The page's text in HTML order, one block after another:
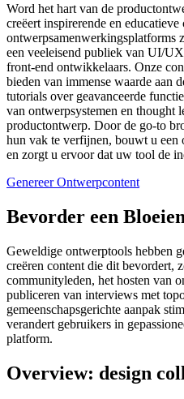
Word het hart van de
creëert inspirerende en
ontwerpsamenwerkingsplatforms
een veeleisend publiek van UI/
front-end ontwikkelaars. Onze
bieden van immense waarde aan
tutorials over geavanceerde
van ontwerpsystemen en thought
productontwerp. Door de go-to
hun vak te verfijnen, bouwt u
en zorgt u ervoor dat uw tool de
Genereer Ontwerpcontent
Bevorder een
Geweldige ontwerptools hebben
creëren content die dit bevordert,
communityleden, het hosten van
publiceren van interviews met
gemeenschapsgerichte aanpak
verandert gebruikers in
platform.
Overview: design